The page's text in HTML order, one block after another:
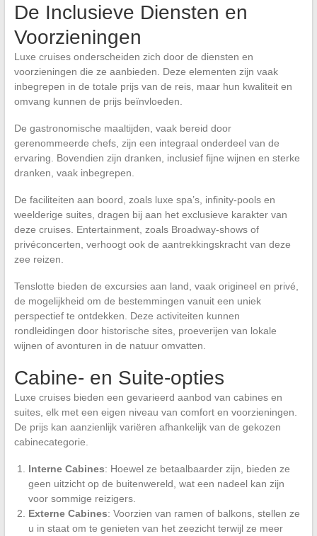
De Inclusieve Diensten en
Voorzieningen
Luxe cruises onderscheiden zich door de diensten en
voorzieningen die ze aanbieden. Deze elementen zijn vaak
inbegrepen in de totale prijs van de reis, maar hun kwaliteit en
omvang kunnen de prijs beïnvloeden.
De gastronomische maaltijden, vaak bereid door
gerenommeerde chefs, zijn een integraal onderdeel van de
ervaring. Bovendien zijn dranken, inclusief fijne wijnen en sterke
dranken, vaak inbegrepen.
De faciliteiten aan boord, zoals luxe spa’s, infinity-pools en
weelderige suites, dragen bij aan het exclusieve karakter van
deze cruises. Entertainment, zoals Broadway-shows of
privéconcerten, verhoogt ook de aantrekkingskracht van deze
zee reizen.
Tenslotte bieden de excursies aan land, vaak origineel en privé,
de mogelijkheid om de bestemmingen vanuit een uniek
perspectief te ontdekken. Deze activiteiten kunnen
rondleidingen door historische sites, proeverijen van lokale
wijnen of avonturen in de natuur omvatten.
Cabine- en Suite-opties
Luxe cruises bieden een gevarieerd aanbod van cabines en
suites, elk met een eigen niveau van comfort en voorzieningen.
De prijs kan aanzienlijk variëren afhankelijk van de gekozen
cabinecategorie.
Interne Cabines: Hoewel ze betaalbaarder zijn, bieden ze
geen uitzicht op de buitenwereld, wat een nadeel kan zijn
voor sommige reizigers.
Externe Cabines: Voorzien van ramen of balkons, stellen ze
u in staat om te genieten van het zeezicht terwijl ze meer